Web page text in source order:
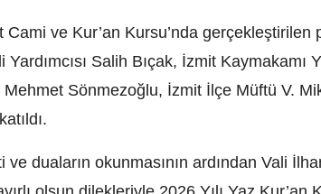
ve Kur’an Kursu’nda gerçekleştirilen
Yardımcısı Salih Bıçak, İzmit Kaymakamı
Sönmezoğlu, İzmit İlçe Müftü V.
ve duaların okunmasının ardından Vali